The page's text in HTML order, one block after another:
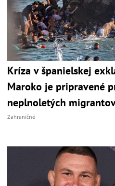
Kríza v španielskej
Maroko je pripravené
neplnoletých
Zahraničné